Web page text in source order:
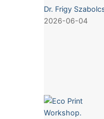
Dr. Frigy
2026-06-04